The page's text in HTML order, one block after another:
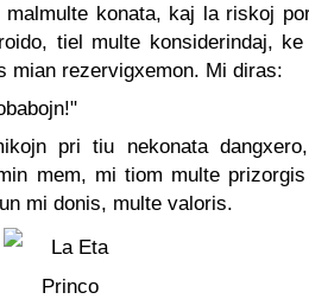
malmulte konata, kaj la riskoj
tiel multe konsiderindaj,
mian rezervigxemon. Mi diras:
pri tiu nekonata
mem, mi tiom multe
mi donis, multe valoris.